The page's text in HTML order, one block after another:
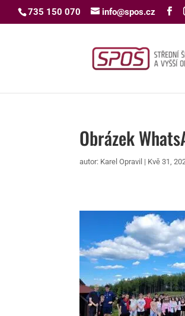
735 150 070 info@spos.cz
Obrázek
autor: Karel Opravil | Kvě 31,